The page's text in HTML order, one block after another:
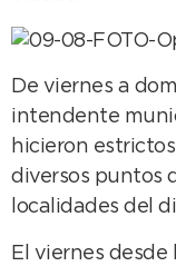
De viernes a
intendente
hicieron
diversos puntos
localidades del
El viernes desde